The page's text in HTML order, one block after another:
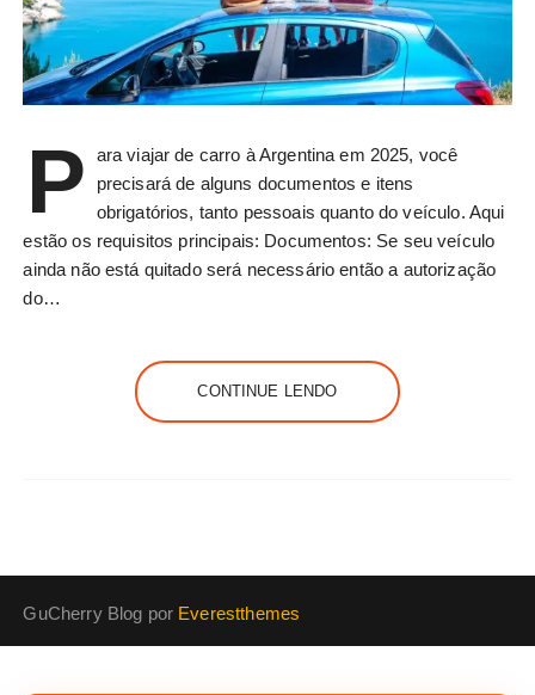
P
ara viajar de carro à Argentina em 2025, você
precisará de alguns documentos e itens
obrigatórios, tanto pessoais quanto do veículo. Aqui
estão os requisitos principais: Documentos: Se seu veículo
ainda não está quitado será necessário então a autorização
do…
CONTINUE LENDO
GuCherry Blog por Everestthemes